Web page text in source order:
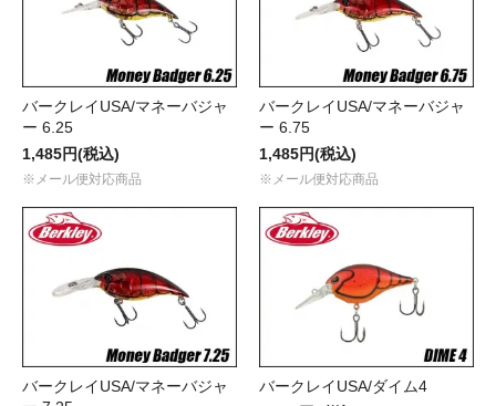
バークレイUSA/マネーバジャ
ー 6.25
1,485円(税込)
※メール便対応商品
バークレイUSA/マネーバジャ
ー 6.75
1,485円(税込)
※メール便対応商品
バークレイUSA/マネーバジャ
バークレイUSA/ダイム4